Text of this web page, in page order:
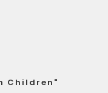
Children"